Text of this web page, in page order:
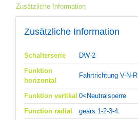
Zusätzliche Information
Zusätzliche Information
Schalterserie
DW-2
Funktion
horizontal
Fahrtrichtung V-N-R
Funktion vertikal 0<Neutralsperre
Function radial
gears 1-2-3-4.